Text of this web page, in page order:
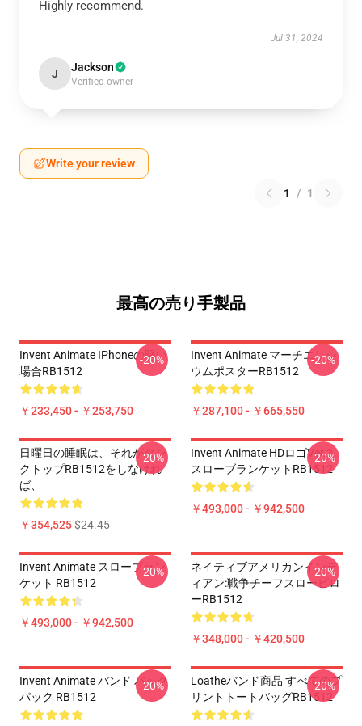
Highly recommend.
Jul 31, 2024
J Jackson
Verified owner
Write your review
1 / 1
最高の売り手製品
Invent Animate IPhoneの堅い
場合RB1512
￥233,450 - ￥253,750
-20%
Invent Animate マーチエリシ
ウムポスターRB1512
￥287,100 - ￥665,550
-20%
日曜日の睡眠は、それがタン
クトップRB1512をしなけれ
ば、
￥354,525$24.45
-20%
Invent Animate HDロゴVer.2
スローブランケットRB1512
￥493,000 - ￥942,500
-20%
Invent Animate スローブラン
ケット RB1512
￥493,000 - ￥942,500
-20%
ネイティブアメリカンインデ
ィアン:戦争チーフスローピロ
ーRB1512
￥348,000 - ￥420,500
-20%
Invent Animate バンド バック
パック RB1512
-20%
Loatheバンド商品 すべてのプ
リントトートバッグRB1512
-20%